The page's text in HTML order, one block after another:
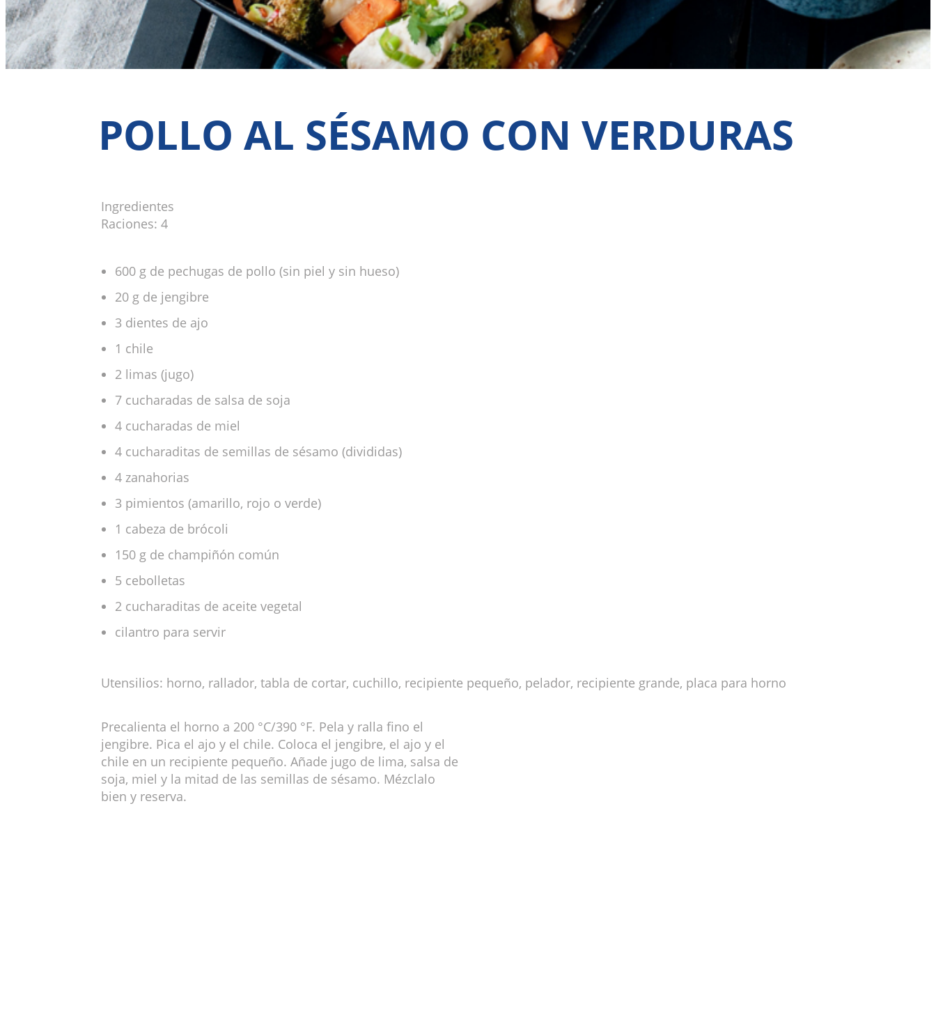
POLLO AL SÉSAMO CON VERDURAS
Ingredientes
Raciones: 4
600 g de pechugas de pollo (sin piel y sin hueso)
20 g de jengibre
3 dientes de ajo
1 chile
2 limas (jugo)
7 cucharadas de salsa de soja
4 cucharadas de miel
4 cucharaditas de semillas de sésamo (divididas)
4 zanahorias
3 pimientos (amarillo, rojo o verde)
1 cabeza de brócoli
150 g de champiñón común
5 cebolletas
2 cucharaditas de aceite vegetal
cilantro para servir
Utensilios: horno, rallador, tabla de cortar, cuchillo, recipiente pequeño, pelador, recipiente grande, placa para horno
Precalienta el horno a 200 °C/390 °F. Pela y ralla fino el
jengibre. Pica el ajo y el chile. Coloca el jengibre, el ajo y el
chile en un recipiente pequeño. Añade jugo de lima, salsa de
soja, miel y la mitad de las semillas de sésamo. Mézclalo
bien y reserva.